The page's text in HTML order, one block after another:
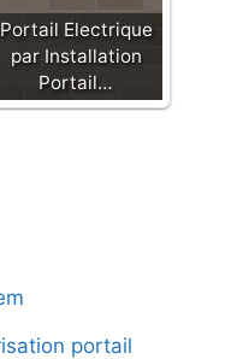
Portail Electrique
par Installation
Portail…
portail